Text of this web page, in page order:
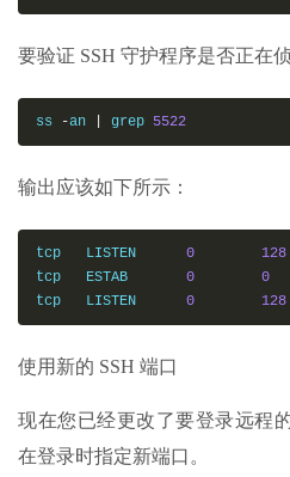
要验证 SSH 守护程序是否正在
ss -an grep 5522
输出应该如下所示：
tcp   LISTEN 0 128
tcp   ESTAB 0 0
tcp   LISTEN 0 128
使用新的 SSH 端口
现在您已经更改了要登录远程
在登录时指定新端口。